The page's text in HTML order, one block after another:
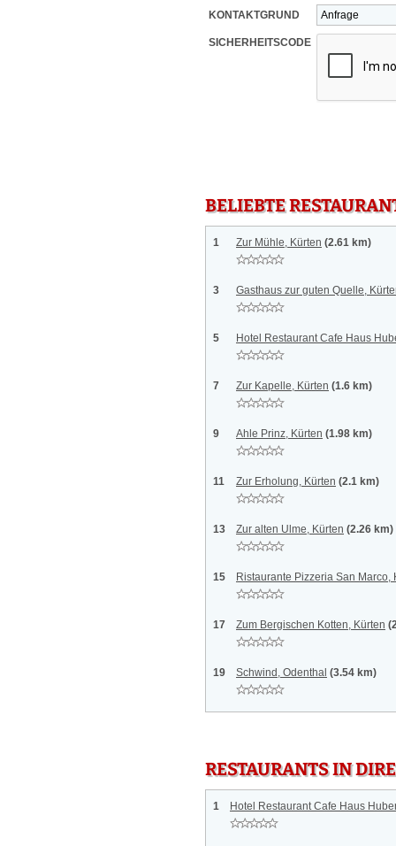
KONTAKTGRUND
SICHERHEITSCODE
BELIEBTE
1 Zur Mühle, Kürten (2.61 km)
3 Gasthaus zur guten Quelle,
5 Hotel Restaurant Cafe Haus
7 Zur Kapelle, Kürten (1.6 km)
9 Ahle Prinz, Kürten (1.98 km)
11 Zur Erholung, Kürten (2.1 km)
13 Zur alten Ulme, Kürten (2.26 km)
15 Ristaurante Pizzeria San Marco,
17 Zum Bergischen Kotten, Kürten
19 Schwind, Odenthal (3.54 km)
RESTAURANTS IN
1 Hotel Restaurant Cafe Haus